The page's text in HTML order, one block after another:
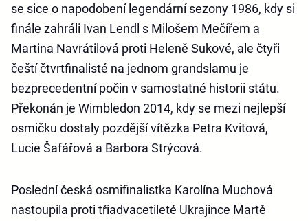
se sice o napodobení legendární sezony 1986, kdy si
finále zahráli Ivan Lendl s Milošem Mečířem a
Martina Navrátilová proti Heleně Sukové, ale čtyři
čeští čtvrtfinalisté na jednom grandslamu je
bezprecedentní počin v samostatné historii státu.
Překonán je Wimbledon 2014, kdy se mezi nejlepší
osmičku dostaly pozdější vítězka Petra Kvitová,
Lucie Šafářová a Barbora Strýcová.
Poslední česká osmifinalistka Karolína Muchová
nastoupila proti třiadvacetileté Ukrajince Martě